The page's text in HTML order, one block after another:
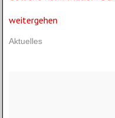
weitergehen
Aktuelles